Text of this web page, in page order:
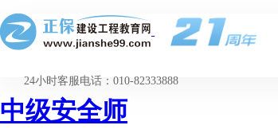
24小时客服电话：010-82333888
中级安全师